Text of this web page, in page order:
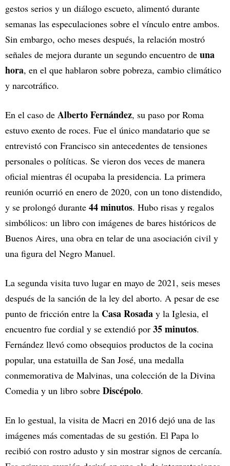
gestos serios y un diálogo escueto, alimentó durante
semanas las especulaciones sobre el vínculo entre ambos.
Sin embargo, ocho meses después, la relación mostró
señales de mejora durante un segundo encuentro de una
hora, en el que hablaron sobre pobreza, cambio climático
y narcotráfico.
En el caso de Alberto Fernández, su paso por Roma
estuvo exento de roces. Fue el único mandatario que se
entrevistó con Francisco sin antecedentes de tensiones
personales o políticas. Se vieron dos veces de manera
oficial mientras él ocupaba la presidencia. La primera
reunión ocurrió en enero de 2020, con un tono distendido,
y se prolongó durante 44 minutos. Hubo risas y regalos
simbólicos: un libro con imágenes de bares históricos de
Buenos Aires, una obra en telar de una asociación civil y
una figura del Negro Manuel.
La segunda visita tuvo lugar en mayo de 2021, seis meses
después de la sanción de la ley del aborto. A pesar de ese
punto de fricción entre la Casa Rosada y la Iglesia, el
encuentro fue cordial y se extendió por 35 minutos.
Fernández llevó como obsequios productos de la cocina
popular, una estatuilla de San José, una medalla
conmemorativa de Malvinas, una colección de la Divina
Comedia y un libro sobre Discépolo.
En lo gestual, la visita de Macri en 2016 dejó una de las
imágenes más comentadas de su gestión. El Papa lo
recibió con rostro adusto y sin mostrar signos de cercanía.